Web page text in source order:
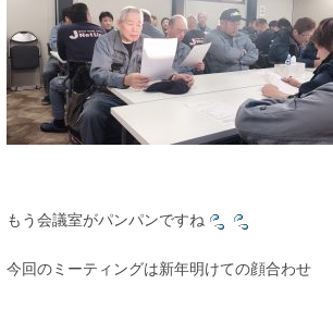
もう会議室がパンパンですね
今回のミーティングは新年明けての顔合わせ